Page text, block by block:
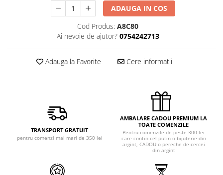
ADAUGA IN COS
Cod Produs: A8C80
Ai nevoie de ajutor? 0754242713
Adauga la Favorite Cere informatii
TRANSPORT GRATUIT
pentru comenzi mai mari de 350 lei
AMBALARE CADOU PREMIUM LA
TOATE COMENZILE
Pentru comenzile de peste 300 lei
care contin cel putin o bijuterie din
argint, CADOU o pereche de cercei
din argint